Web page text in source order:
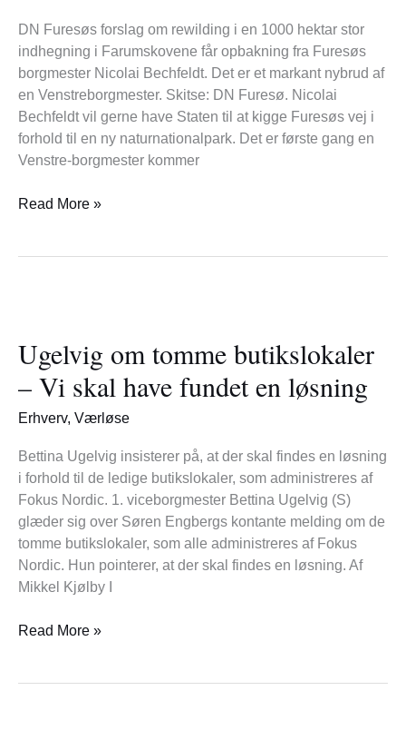
DN Furesøs forslag om rewilding i en 1000 hektar stor
indhegning i Farumskovene får opbakning fra Furesøs
borgmester Nicolai Bechfeldt. Det er et markant nybrud af
en Venstreborgmester. Skitse: DN Furesø. Nicolai
Bechfeldt vil gerne have Staten til at kigge Furesøs vej i
forhold til en ny naturnationalpark. Det er første gang en
Venstre-borgmester kommer
rewilding
Read More »
Ugelvig om tomme butikslokaler
– Vi skal have fundet en løsning
Erhverv, Værløse
Bettina Ugelvig insisterer på, at der skal findes en løsning
i forhold til de ledige butikslokaler, som administreres af
Fokus Nordic. 1. viceborgmester Bettina Ugelvig (S)
glæder sig over Søren Engbergs kontante melding om de
tomme butikslokaler, som alle administreres af Fokus
Nordic. Hun pointerer, at der skal findes en løsning. Af
Mikkel Kjølby I
tomme
butikslokaler
–
Vi
have
fundet
en
løsning
Read More »